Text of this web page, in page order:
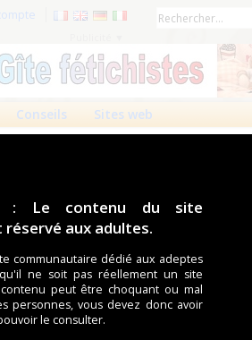
: Le contenu du site
aux adultes.
communautaire dédié aux adeptes
ne soit pas réellement un site
peut être choquant ou mal
personnes, vous devez donc avoir
le consulter.
Conseils Sites web